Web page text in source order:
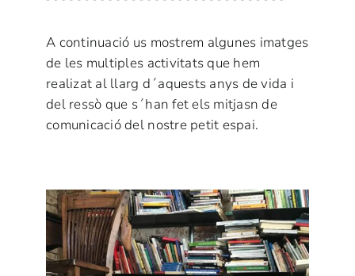
A continuació us mostrem algunes imatges
de les multiples activitats que hem
realizat al llarg d´aquests anys de vida i
del ressò que s´han fet els mitjasn de
comunicació del nostre petit espai.